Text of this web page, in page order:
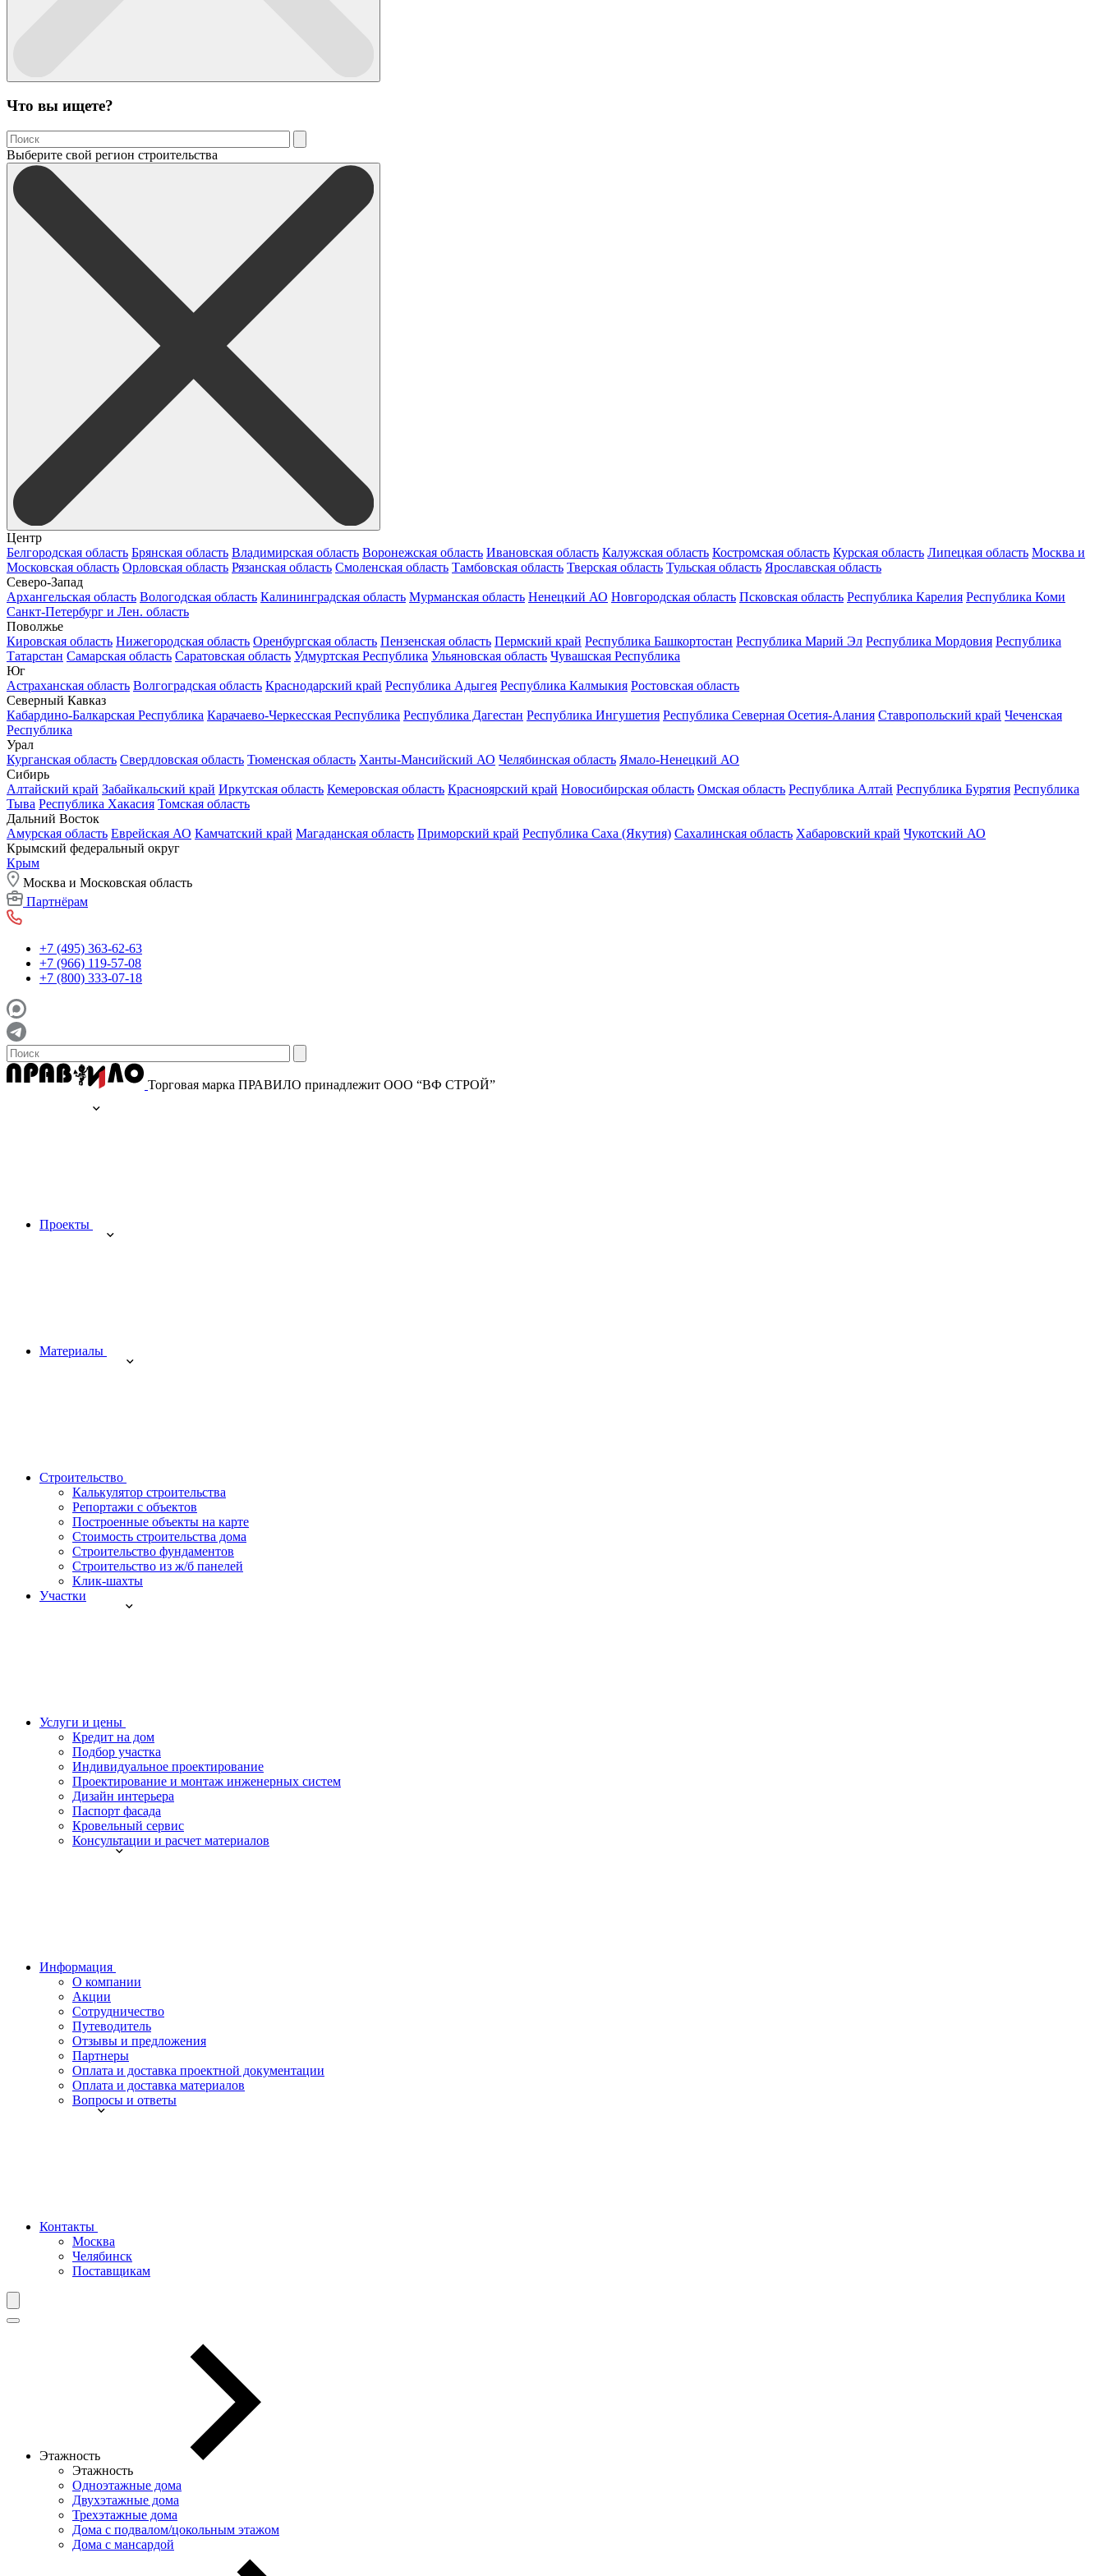
Что вы ищете?
Выберите свой регион строительства
Центр
Белгородская область Брянская область Владимирская область Воронежская область Ивановская область Калужская область Костромская область Курская область Липецкая область Москва и
Московская область Орловская область Рязанская область Смоленская область Тамбовская область Тверская область Тульская область Ярославская область
Северо-Запад
Архангельская область Вологодская область Калининградская область Мурманская область Ненецкий АО Новгородская область Псковская область Республика Карелия Республика Коми
Санкт-Петербург и Лен. область
Поволжье
Кировская область Нижегородская область Оренбургская область Пензенская область Пермский край Республика Башкортостан Республика Марий Эл Республика Мордовия Республика
Татарстан Самарская область Саратовская область Удмуртская Республика Ульяновская область Чувашская Республика
Юг
Астраханская область Волгоградская область Краснодарский край Республика Адыгея Республика Калмыкия Ростовская область
Северный Кавказ
Кабардино-Балкарская Республика Карачаево-Черкесская Республика Республика Дагестан Республика Ингушетия Республика Северная Осетия-Алания Ставропольский край Чеченская
Республика
Урал
Курганская область Свердловская область Тюменская область Ханты-Мансийский АО Челябинская область Ямало-Ненецкий АО
Сибирь
Алтайский край Забайкальский край Иркутская область Кемеровская область Красноярский край Новосибирская область Омская область Республика Алтай Республика Бурятия Республика
Тыва Республика Хакасия Томская область
Дальний Восток
Амурская область Еврейская АО Камчатский край Магаданская область Приморский край Республика Саха (Якутия) Сахалинская область Хабаровский край Чукотский АО
Крымский федеральный округ
Крым
Москва и Московская область
Партнёрам
+7 (495) 363-62-63
+7 (966) 119-57-08
+7 (800) 333-07-18
Торговая марка ПРАВИЛО принадлежит ООО “ВФ СТРОЙ”
Проекты
Материалы
Строительство
Калькулятор строительства
Репортажи с объектов
Построенные объекты на карте
Стоимость строительства дома
Строительство фундаментов
Строительство из ж/б панелей
Клик-шахты
Участки
Услуги и цены
Кредит на дом
Подбор участка
Индивидуальное проектирование
Проектирование и монтаж инженерных систем
Дизайн интерьера
Паспорт фасада
Кровельный сервис
Консультации и расчет материалов
Информация
О компании
Акции
Сотрудничество
Путеводитель
Отзывы и предложения
Партнеры
Оплата и доставка проектной документации
Оплата и доставка материалов
Вопросы и ответы
Контакты
Москва
Челябинск
Поставщикам
Этажность
Этажность
Одноэтажные дома
Двухэтажные дома
Трехэтажные дома
Дома с подвалом/цокольным этажом
Дома с мансардой